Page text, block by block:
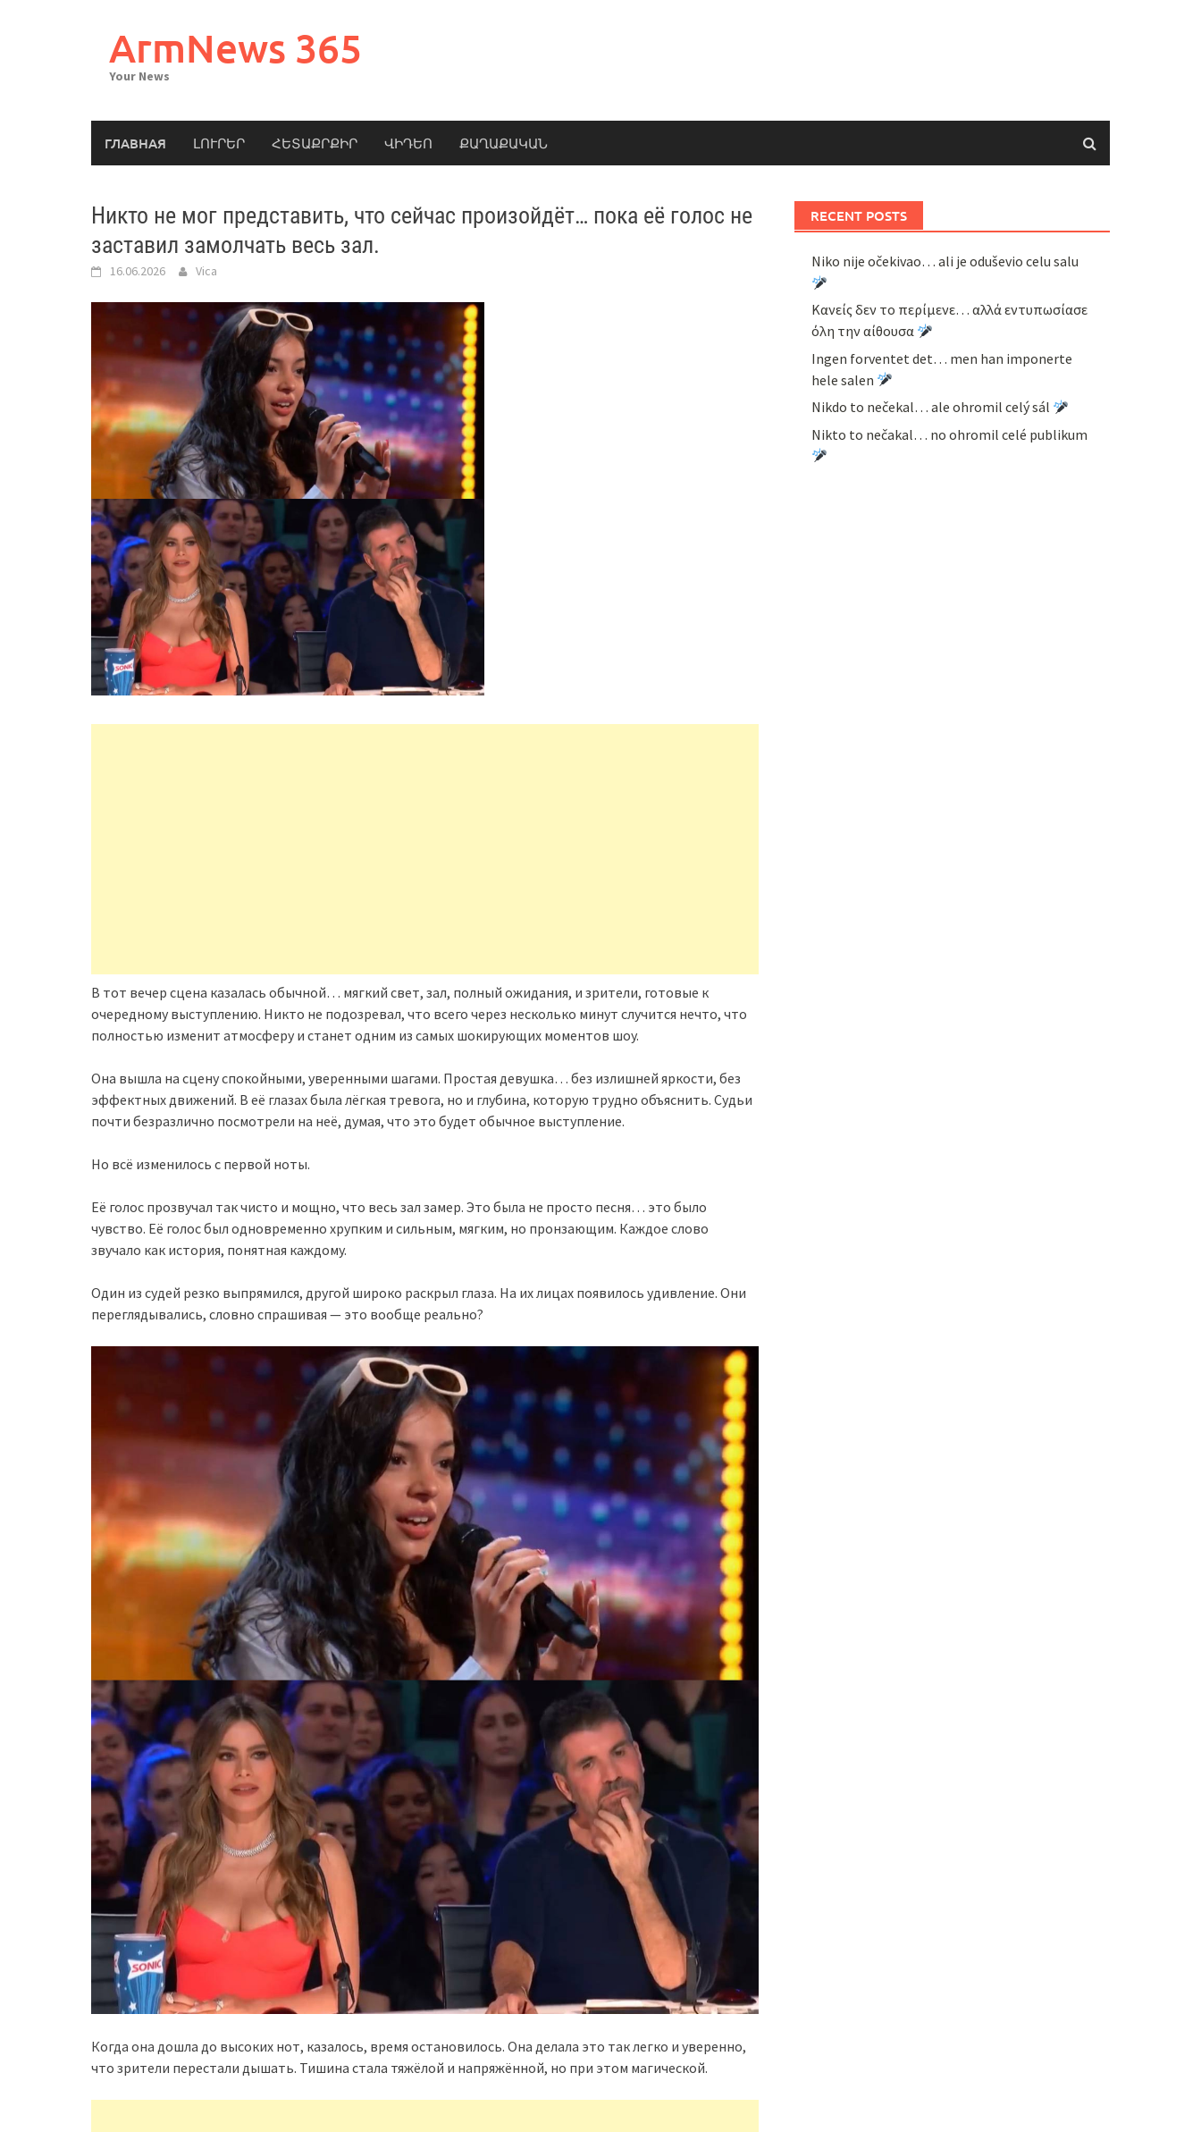
ArmNews 365
Your News
ГЛАВНАЯ ԼՈՒՐԵՐ ՀԵՏԱՔՐՔԻՐ ՎԻԴԵՈ ՔԱՂԱՔԱԿԱՆ
Никто не мог представить, что сейчас произойдёт… пока её голос не
заставил замолчать весь зал.
16.06.2026 Vica
В тот вечер сцена казалась обычной… мягкий свет, зал, полный ожидания, и зрители, готовые к
очередному выступлению. Никто не подозревал, что всего через несколько минут случится нечто, что
полностью изменит атмосферу и станет одним из самых шокирующих моментов шоу.
Она вышла на сцену спокойными, уверенными шагами. Простая девушка… без излишней яркости, без
эффектных движений. В её глазах была лёгкая тревога, но и глубина, которую трудно объяснить. Судьи
почти безразлично посмотрели на неё, думая, что это будет обычное выступление.
Но всё изменилось с первой ноты.
Её голос прозвучал так чисто и мощно, что весь зал замер. Это была не просто песня… это было
чувство. Её голос был одновременно хрупким и сильным, мягким, но пронзающим. Каждое слово
звучало как история, понятная каждому.
Один из судей резко выпрямился, другой широко раскрыл глаза. На их лицах появилось удивление. Они
переглядывались, словно спрашивая — это вообще реально?
Когда она дошла до высоких нот, казалось, время остановилось. Она делала это так легко и уверенно,
что зрители перестали дышать. Тишина стала тяжёлой и напряжённой, но при этом магической.
RECENT POSTS
Niko nije očekivao… ali je oduševio celu salu
Κανείς δεν το περίμενε… αλλά εντυπωσίασε
όλη την αίθουσα
Ingen forventet det… men han imponerte
hele salen
Nikdo to nečekal… ale ohromil celý sál
Nikto to nečakal… no ohromil celé publikum